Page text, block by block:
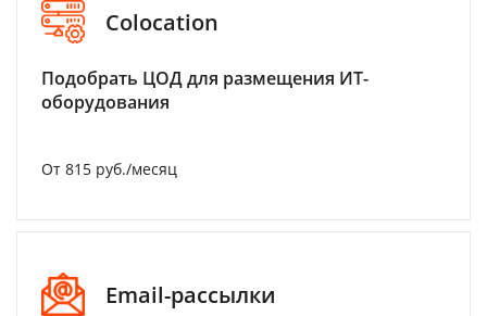
Colocation
Подобрать ЦОД для размещения ИТ-
оборудования
От 815 руб./месяц
Email-рассылки